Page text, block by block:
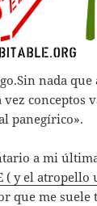
nada que
conceptos
panegírico».
a mi
( y el
que me